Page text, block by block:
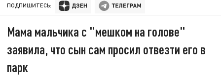
ПОДПИШИТЕСЬ:
Мама мальчика с "мешком на голове"
заявила, что сын сам просил отвезти его в
парк